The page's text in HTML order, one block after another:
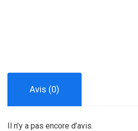
Avis (0)
Il n’y a pas encore d’avis.